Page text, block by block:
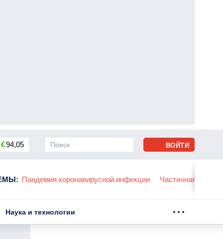
€94,05
: Пандемия коронавирусной инфекции Частичная
ВОЙТИ
Наука и технологии